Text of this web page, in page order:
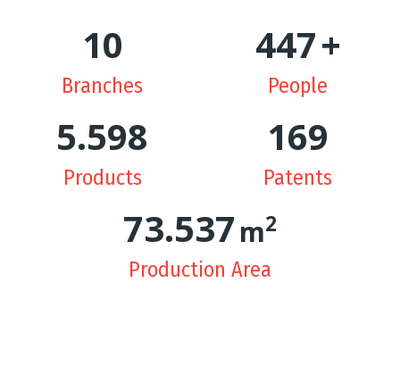
10
Branches
449+
People
5.629
Products
170
Patents
74.362m2
Production Area